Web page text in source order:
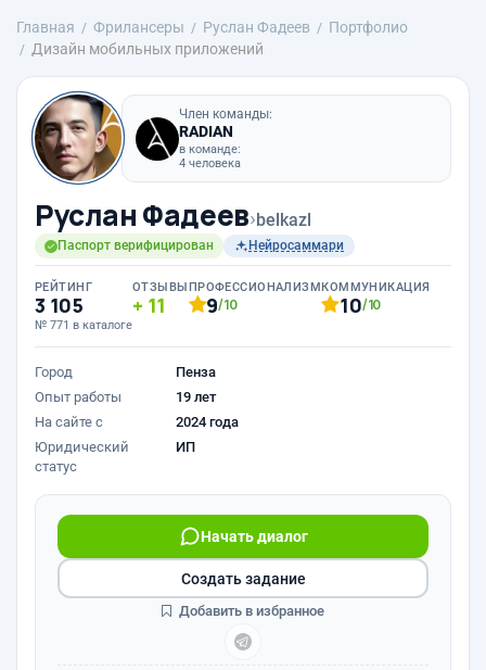
Главная Фрилансеры Руслан Фадеев
Портфолио
Дизайн мобильных приложений
Член команды:
RADIAN
в команде:
4 человека
Руслан Фадеев›belkazl
Паспорт верифицирован Нейросаммари
РЕЙТИНГ
3 105
№ 771 в каталоге
ОТЗЫВЫ
11
ПРОФЕССИОНАЛИЗМ
9/10
КОММУНИКАЦИЯ
10/10
Город
Пенза
Опыт работы
19 лет
На сайте с
2024 года
Юридический
статус
ИП
Начать диалог
Создать задание
Добавить в избранное